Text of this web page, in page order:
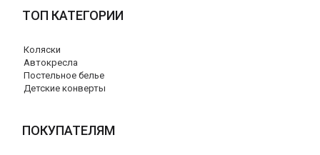
ТОП КАТЕГОРИИ
Коляски
Автокресла
Постельное белье
Детские конверты
ПОКУПАТЕЛЯМ